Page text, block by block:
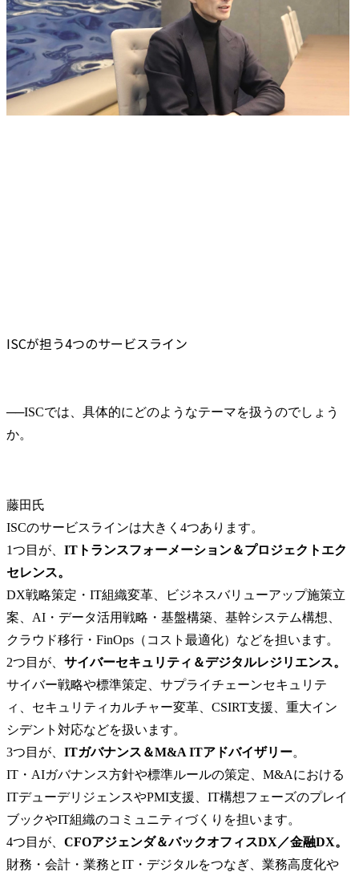
ISCが担う4つのサービスライン
──ISCでは、具体的にどのようなテーマを扱うのでしょう
藤田氏
ISCのサービスラインは大きく4つあります。
1つ目が、 ITトランスフォーメーション＆プロジェクトエク
セレンス。
DX戦略策定・IT組織変革、ビジネスバリューアップ施策立
案、AI・データ活用戦略・基盤構築、基幹システム構想、
クラウド移行・FinOps（コスト最適化）などを担います。
2つ目が、 サイバーセキュリティ＆デジタルレジリエンス。
サイバー戦略や標準策定、サプライチェーンセキュリテ
ィ、セキュリティカルチャー変革、CSIRT支援、重大イン
シデント対応などを扱います。
3つ目が、 ITガバナンス＆M&A ITアドバイザリー。
IT・AIガバナンス方針や標準ルールの策定、M&Aにおける
ITデューデリジェンスやPMI支援、IT構想フェーズのプレイ
ブックやIT組織のコミュニティづくりを担います。
4つ目が、 CFOアジェンダ＆バックオフィスDX／金融DX。
財務・会計・業務とIT・デジタルをつなぎ、業務高度化や